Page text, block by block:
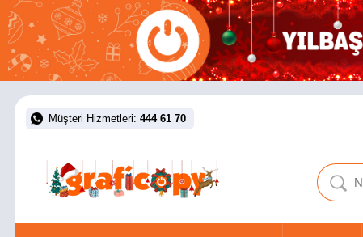
Müşteri Hizmetleri: 444 61 70